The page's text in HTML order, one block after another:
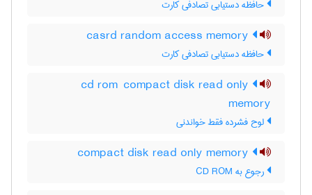
حافظه دستیابی تصادفی کارت
حافظه دستیابی تصادفی کارت
cd rom compact disk read only
memory
لوح فشرده فقط خواندنی
رجوع به CD ROM